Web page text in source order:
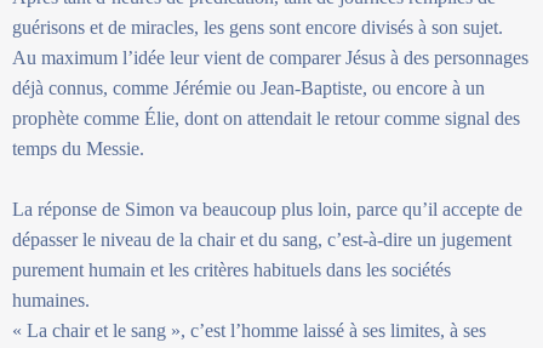
guérisons et de miracles, les gens sont encore divisés à son sujet.
Au maximum l’idée leur vient de comparer Jésus à des personnages
déjà connus, comme Jérémie ou Jean-Baptiste, ou encore à un
prophète comme Élie, dont on attendait le retour comme signal des
temps du Messie.
La réponse de Simon va beaucoup plus loin, parce qu’il accepte de
dépasser le niveau de la chair et du sang, c’est-à-dire un jugement
purement humain et les critères habituels dans les sociétés
humaines.
« La chair et le sang », c’est l’homme laissé à ses limites, à ses